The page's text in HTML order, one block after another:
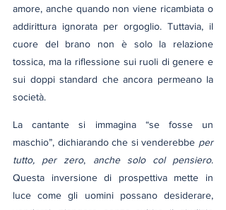
amore, anche quando non viene ricambiata o
addirittura ignorata per orgoglio. Tuttavia, il
cuore del brano non è solo la relazione
tossica, ma la riflessione sui ruoli di genere e
sui doppi standard che ancora permeano la
società.
La cantante si immagina “se fosse un
maschio”, dichiarando che si venderebbe per
tutto, per zero, anche solo col pensiero.
Questa inversione di prospettiva mette in
luce come gli uomini possano desiderare,